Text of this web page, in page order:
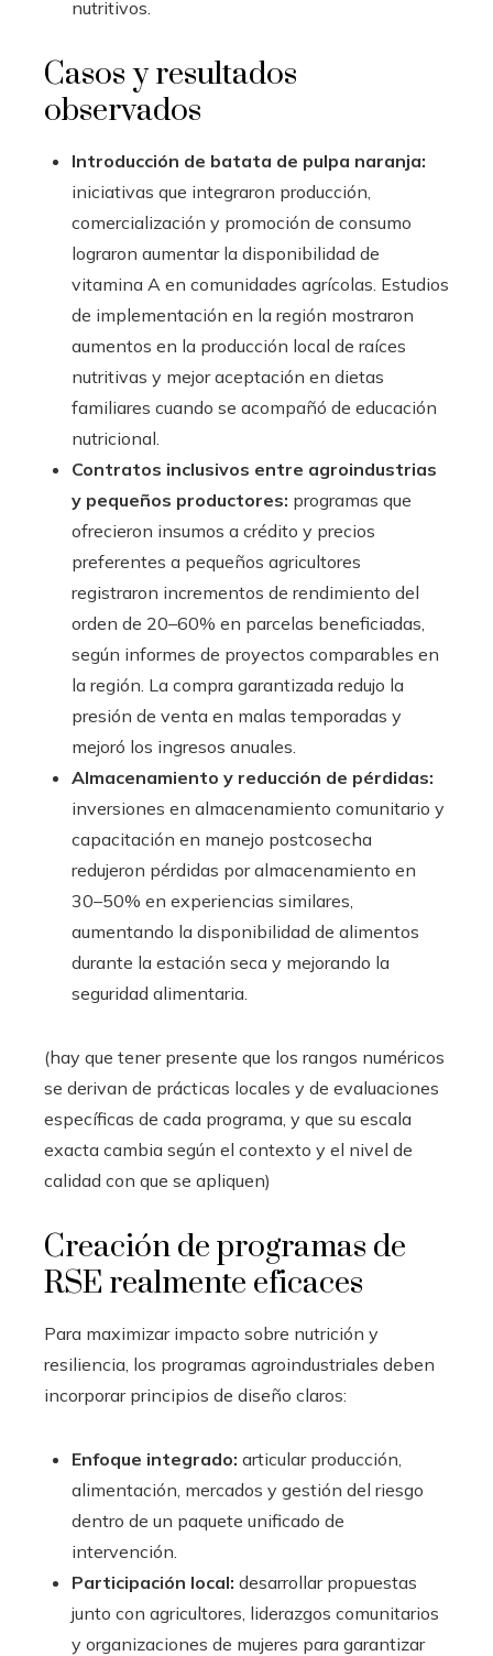
nutritivos.
Casos y resultados
observados
Introducción de batata de pulpa naranja:
iniciativas que integraron producción,
comercialización y promoción de consumo
lograron aumentar la disponibilidad de
vitamina A en comunidades agrícolas. Estudios
de implementación en la región mostraron
aumentos en la producción local de raíces
nutritivas y mejor aceptación en dietas
familiares cuando se acompañó de educación
nutricional.
Contratos inclusivos entre agroindustrias
y pequeños productores: programas que
ofrecieron insumos a crédito y precios
preferentes a pequeños agricultores
registraron incrementos de rendimiento del
orden de 20–60% en parcelas beneficiadas,
según informes de proyectos comparables en
la región. La compra garantizada redujo la
presión de venta en malas temporadas y
mejoró los ingresos anuales.
Almacenamiento y reducción de pérdidas:
inversiones en almacenamiento comunitario y
capacitación en manejo postcosecha
redujeron pérdidas por almacenamiento en
30–50% en experiencias similares,
aumentando la disponibilidad de alimentos
durante la estación seca y mejorando la
seguridad alimentaria.
(hay que tener presente que los rangos numéricos
se derivan de prácticas locales y de evaluaciones
específicas de cada programa, y que su escala
exacta cambia según el contexto y el nivel de
calidad con que se apliquen)
Creación de programas de
RSE realmente eficaces
Para maximizar impacto sobre nutrición y
resiliencia, los programas agroindustriales deben
incorporar principios de diseño claros:
Enfoque integrado: articular producción,
alimentación, mercados y gestión del riesgo
dentro de un paquete unificado de
intervención.
Participación local: desarrollar propuestas
junto con agricultores, liderazgos comunitarios
y organizaciones de mujeres para garantizar